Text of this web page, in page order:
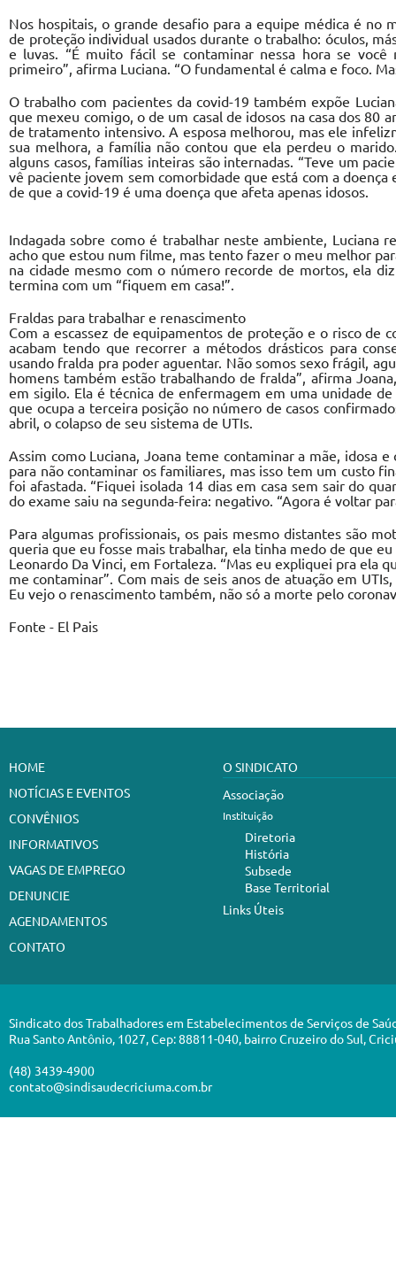
Nos hospitais, o grande desafio para a equipe médica é no
de proteção individual usados durante o trabalho: óculos,
e luvas. “É muito fácil se contaminar nessa hora se
primeiro”, afirma Luciana. “O fundamental é calma e foco.
O trabalho com pacientes da covid-19 também expõe
que mexeu comigo, o de um casal de idosos na casa dos 80
de tratamento intensivo. A esposa melhorou, mas ele
sua melhora, a família não contou que ela perdeu o
alguns casos, famílias inteiras são internadas. “Teve um
vê paciente jovem sem comorbidade que está com a
de que a covid-19 é uma doença que afeta apenas idosos.
Indagada sobre como é trabalhar neste ambiente, Luciana
acho que estou num filme, mas tento fazer o meu melhor
na cidade mesmo com o número recorde de mortos, ela
termina com um “fiquem em casa!”.
Fraldas para trabalhar e renascimento
Com a escassez de equipamentos de proteção e o risco de
acabam tendo que recorrer a métodos drásticos para
usando fralda pra poder aguentar. Não somos sexo frágil,
homens também estão trabalhando de fralda”, afirma
em sigilo. Ela é técnica de enfermagem em uma unidade
que ocupa a terceira posição no número de casos
abril, o colapso de seu sistema de UTIs.
Assim como Luciana, Joana teme contaminar a mãe, idosa
para não contaminar os familiares, mas isso tem um custo
foi afastada. “Fiquei isolada 14 dias em casa sem sair do
do exame saiu na segunda-feira: negativo. “Agora é voltar
Para algumas profissionais, os pais mesmo distantes são
queria que eu fosse mais trabalhar, ela tinha medo de que
Leonardo Da Vinci, em Fortaleza. “Mas eu expliquei pra ela
me contaminar”. Com mais de seis anos de atuação em
Eu vejo o renascimento também, não só a morte pelo
Fonte - El Pais
HOME
NOTÍCIAS E EVENTOS
CONVÊNIOS
INFORMATIVOS
VAGAS DE EMPREGO
DENUNCIE
AGENDAMENTOS
CONTATO
O SINDICATO
Associação
Instituição
Diretoria
História
Subsede
Base Territorial
Links Úteis
Sindicato dos Trabalhadores em Estabelecimentos de Serviços de
Rua Santo Antônio, 1027, Cep: 88811-040, bairro Cruzeiro do Sul,
(48) 3439-4900
contato@sindisaudecriciuma.com.br